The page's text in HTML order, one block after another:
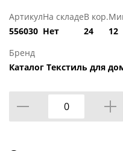
Артикул
556030
На складе
Нет
В кор.
24
12
Бренд
Каталог Текстиль для